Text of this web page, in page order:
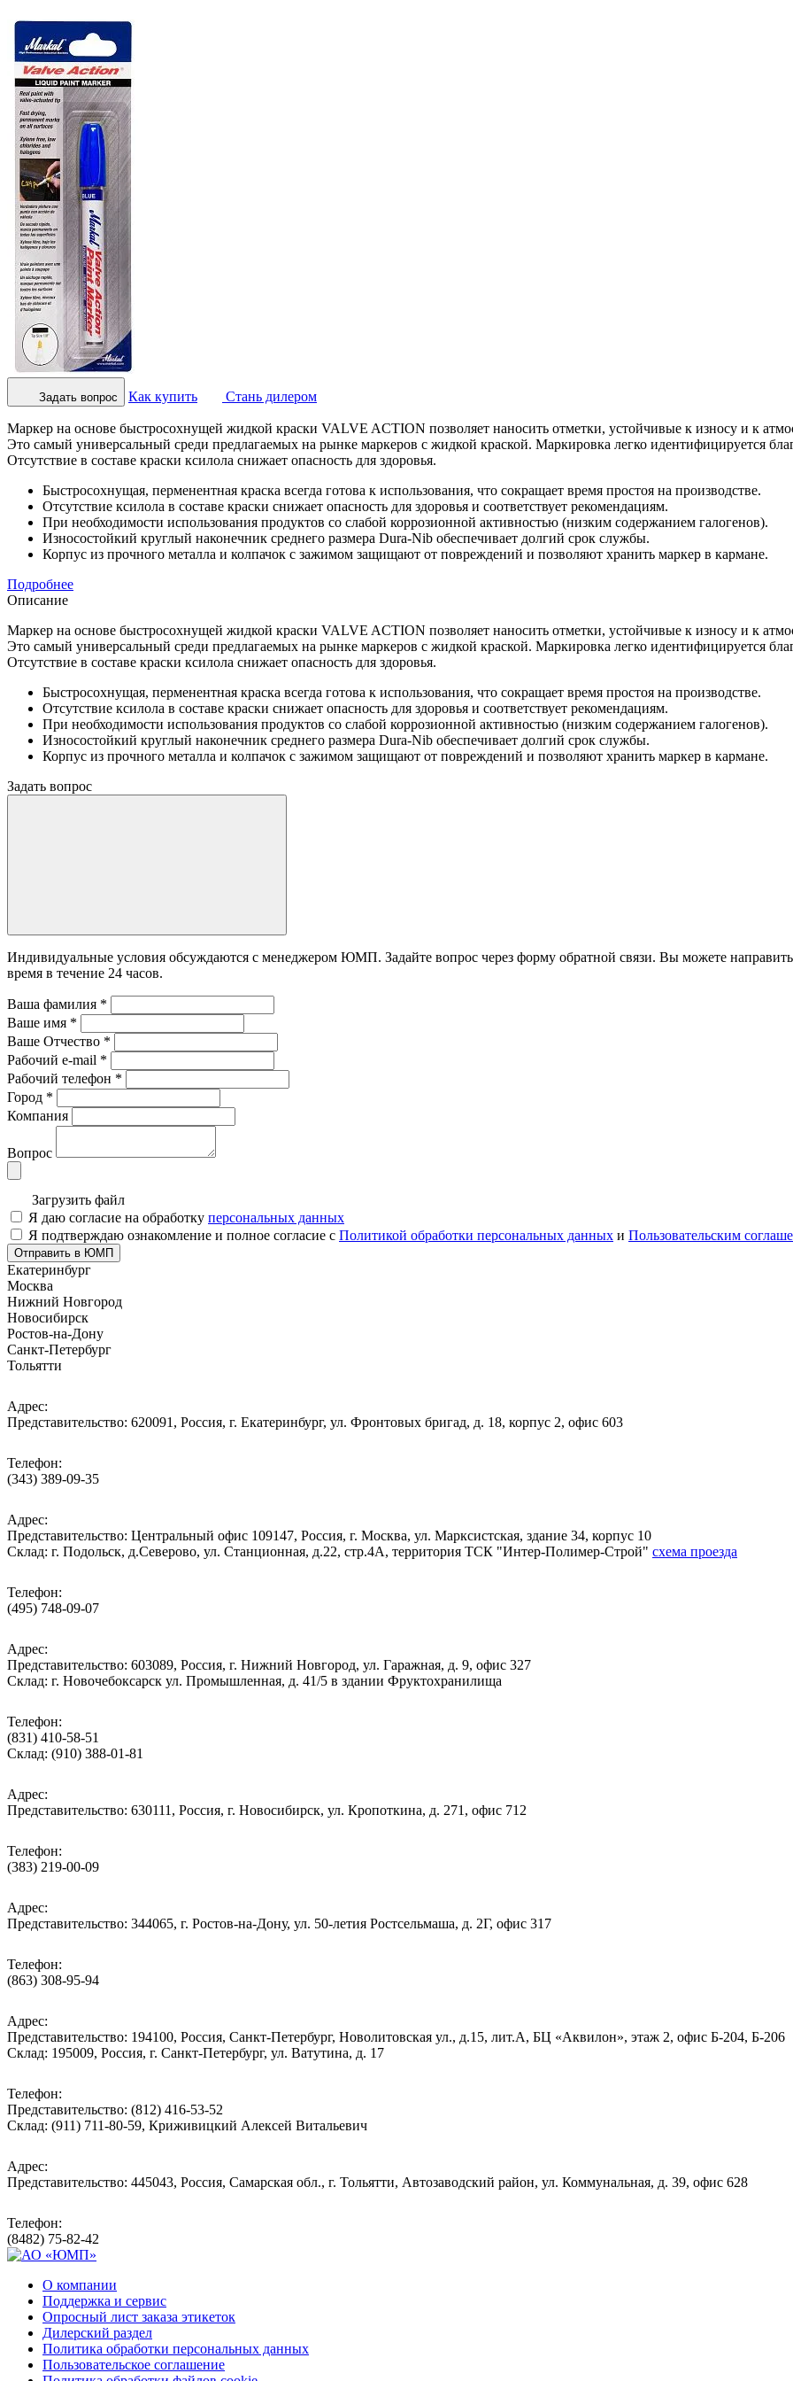
Задать вопрос Как купить Стань дилером
Маркер на основе быстросохнущей жидкой краски VALVE ACTION позволяет наносить отметки, устойчивые к износу и к
Это самый универсальный среди предлагаемых на рынке маркеров с жидкой краской. Маркировка легко идентифицируется
Отсутствие в составе краски ксилола снижает опасность для здоровья.
Быстросохнущая, перменентная краска всегда готова к использования, что сокращает время простоя на производстве.
Отсутствие ксилола в составе краски снижает опасность для здоровья и соответствует рекомендациям.
При необходимости использования продуктов со слабой коррозионной активностью (низким содержанием галогенов).
Износостойкий круглый наконечник среднего размера Dura-Nib обеспечивает долгий срок службы.
Корпус из прочного металла и колпачок с зажимом защищают от повреждений и позволяют хранить маркер в кармане.
Подробнее
Описание
Маркер на основе быстросохнущей жидкой краски VALVE ACTION позволяет наносить отметки, устойчивые к износу и к
Это самый универсальный среди предлагаемых на рынке маркеров с жидкой краской. Маркировка легко идентифицируется
Отсутствие в составе краски ксилола снижает опасность для здоровья.
Быстросохнущая, перменентная краска всегда готова к использования, что сокращает время простоя на производстве.
Отсутствие ксилола в составе краски снижает опасность для здоровья и соответствует рекомендациям.
При необходимости использования продуктов со слабой коррозионной активностью (низким содержанием галогенов).
Износостойкий круглый наконечник среднего размера Dura-Nib обеспечивает долгий срок службы.
Корпус из прочного металла и колпачок с зажимом защищают от повреждений и позволяют хранить маркер в кармане.
Задать вопрос
Индивидуальные условия обсуждаются с менеджером ЮМП. Задайте вопрос через форму обратной связи. Вы можете
время в течение 24 часов.
Ваша фамилия *
Ваше имя *
Ваше Отчество *
Рабочий e-mail *
Рабочий телефон *
Город *
Компания
Вопрос
Загрузить файл
Я даю согласие на обработку персональных данных
Я подтверждаю ознакомление и полное согласие с Политикой обработки персональных данных и Пользовательским
Отправить в ЮМП
Екатеринбург
Москва
Нижний Новгород
Новосибирск
Ростов-на-Дону
Санкт-Петербург
Тольятти
Адрес:
Представительство: 620091, Россия, г. Екатеринбург, ул. Фронтовых бригад, д. 18, корпус 2, офис 603
Телефон:
(343) 389-09-35
Адрес:
Представительство: Центральный офис 109147, Россия, г. Москва, ул. Марксистская, здание 34, корпус 10
Cклад: г. Подольск, д.Северово, ул. Станционная, д.22, стр.4А, территория ТСК "Интер-Полимер-Строй" схема проезда
Телефон:
(495) 748-09-07
Адрес:
Представительство: 603089, Россия, г. Нижний Новгород, ул. Гаражная, д. 9, офис 327
Склад: г. Новочебоксарск ул. Промышленная, д. 41/5 в здании Фруктохранилища
Телефон:
(831) 410-58-51
Склад: (910) 388-01-81
Адрес:
Представительство: 630111, Россия, г. Новосибирск, ул. Кропоткина, д. 271, офис 712
Телефон:
(383) 219-00-09
Адрес:
Представительство: 344065, г. Ростов-на-Дону, ул. 50-летия Ростсельмаша, д. 2Г, офис 317
Телефон:
(863) 308-95-94
Адрес:
Представительство: 194100, Россия, Санкт-Петербург, Новолитовская ул., д.15, лит.А, БЦ «Аквилон», этаж 2, офис Б-204, Б-206
Склад: 195009, Россия, г. Санкт-Петербург, ул. Ватутина, д. 17
Телефон:
Представительство: (812) 416-53-52
Склад: (911) 711-80-59, Криживицкий Алексей Витальевич
Адрес:
Представительство: 445043, Россия, Самарская обл., г. Тольятти, Автозаводский район, ул. Коммунальная, д. 39, офис 628
Телефон:
(8482) 75-82-42
О компании
Поддержка и сервис
Опросный лист заказа этикеток
Дилерский раздел
Политика обработки персональных данных
Пользовательское соглашение